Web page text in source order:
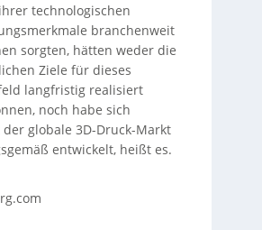
technologischen
branchenweit
sorgten, hätten weder die
Ziele für dieses
langfristig realisiert
noch habe sich
der globale 3D-Druck-Markt
entwickelt, heißt es.